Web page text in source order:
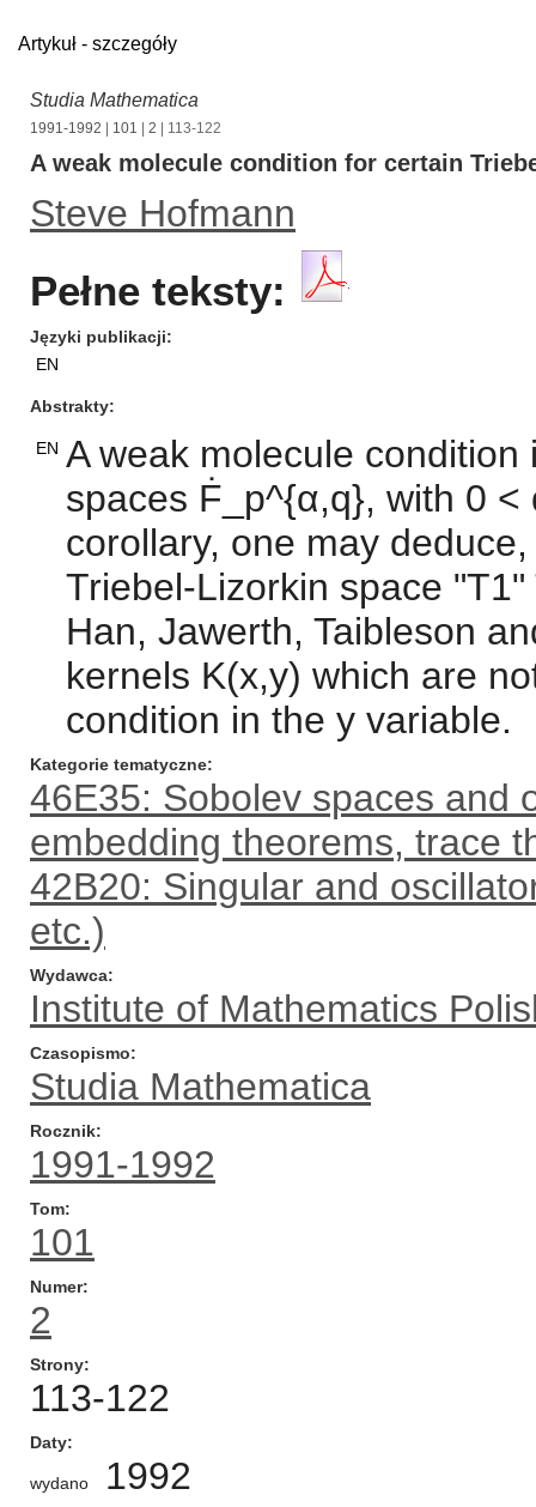
Artykuł - szczegóły
Studia Mathematica
1991-1992 101 2 | 113-122
A weak molecule condition for certain
Steve Hofmann
Pełne teksty:
Języki publikacji
EN
Abstrakty
EN A weak molecule
spaces Ḟ_p^{α,q}, with 0
corollary, one may
Triebel-Lizorkin space
Han, Jawerth, Taibleson
kernels K(x,y) which are
condition in the y variable.
Kategorie tematyczne
46E35: Sobolev spaces and
embedding theorems, trace
42B20: Singular and
etc.)
Wydawca
Institute of Mathematics
Czasopismo
Studia Mathematica
Rocznik
1991-1992
Tom
101
Numer
2
Strony
113-122
Daty
wydano 1992